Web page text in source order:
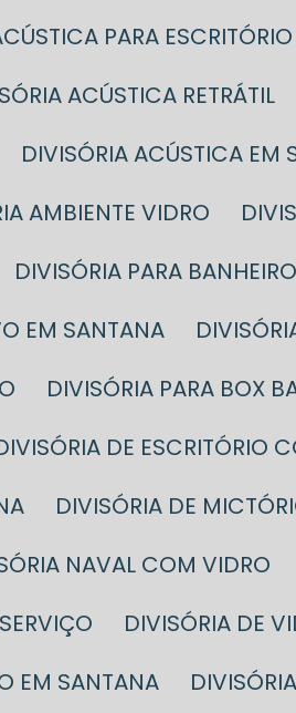
PARA ESCRITÓRIO
ACÚSTICA RETRÁTIL
DIVISÓRIA ACÚSTICA EM
AMBIENTE VIDRO
DIVISÓRIA PARA
EM SANTANA
DIVISÓRIA PARA BOX
DIVISÓRIA DE ESCRITÓRIO
DIVISÓRIA DE
NAVAL COM VIDRO
DIVISÓRIA DE
EM SANTANA